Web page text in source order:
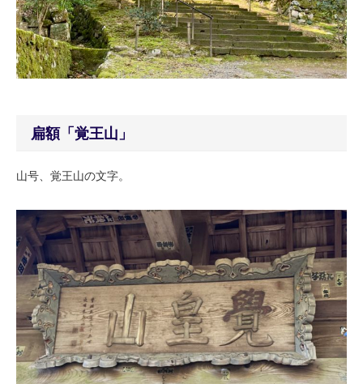
扁額「覚王山」
山号、覚王山の文字。